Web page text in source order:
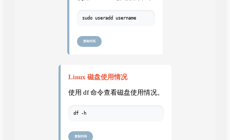
sudo useradd username
复制代码
Linux 磁盘使用情况
使用 df 命令查看磁盘使用情况。
df -h
复制代码